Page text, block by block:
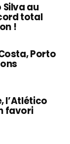
au
total
!
Porto
l’Atlético
favori